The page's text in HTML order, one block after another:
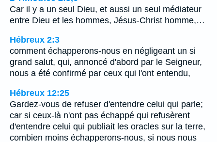
Car il y a un seul Dieu, et aussi un seul médiateur
entre Dieu et les hommes, Jésus-Christ homme,…
Hébreux 2:3
comment échapperons-nous en négligeant un si
grand salut, qui, annoncé d'abord par le Seigneur,
nous a été confirmé par ceux qui l'ont entendu,
Hébreux 12:25
Gardez-vous de refuser d'entendre celui qui parle;
car si ceux-là n'ont pas échappé qui refusèrent
d'entendre celui qui publiait les oracles sur la terre,
combien moins échapperons-nous, si nous nous